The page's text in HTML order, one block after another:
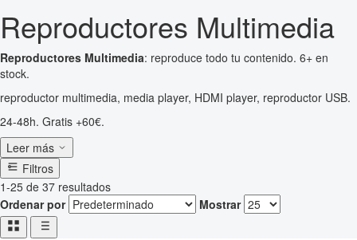
Reproductores Multimedia
Reproductores Multimedia: reproduce todo tu contenido. 6+ en
stock.
reproductor multimedia, media player, HDMI player, reproductor USB.
24-48h. Gratis +60€.
Leer más
Filtros
1-25 de 37 resultados
Ordenar por
Mostrar